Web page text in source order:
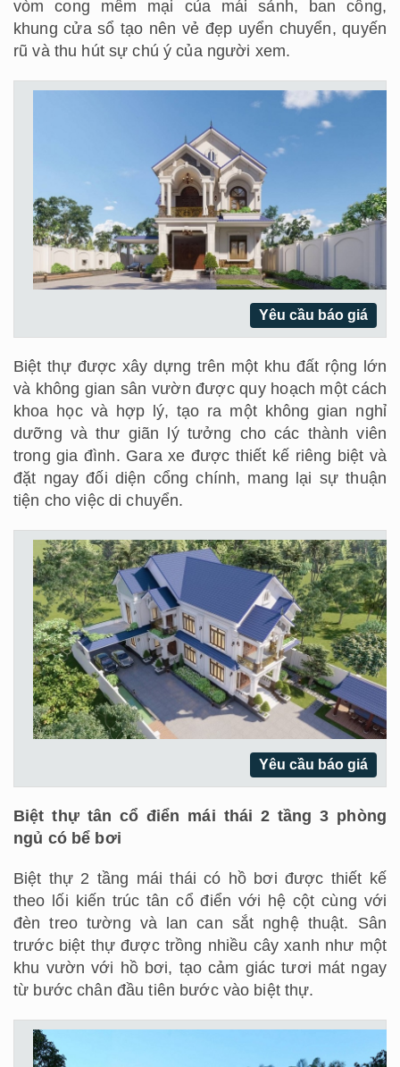
vòm cong mềm mại của mái sảnh, ban công,
khung cửa sổ tạo nên vẻ đẹp uyển chuyển, quyến
rũ và thu hút sự chú ý của người xem.
Yêu cầu báo giá
Biệt thự được xây dựng trên một khu đất rộng lớn
và không gian sân vườn được quy hoạch một cách
khoa học và hợp lý, tạo ra một không gian nghỉ
dưỡng và thư giãn lý tưởng cho các thành viên
trong gia đình. Gara xe được thiết kế riêng biệt và
đặt ngay đối diện cổng chính, mang lại sự thuận
tiện cho việc di chuyển.
Yêu cầu báo giá
Biệt thự tân cổ điển mái thái 2 tầng 3 phòng
ngủ có bể bơi
Biệt thự 2 tầng mái thái có hồ bơi được thiết kế
theo lối kiến ​​trúc tân cổ điển với hệ cột cùng với
đèn treo tường và lan can sắt nghệ thuật. Sân
trước biệt thự được trồng nhiều cây xanh như một
khu vườn với hồ bơi, tạo cảm giác tươi mát ngay
từ bước chân đầu tiên bước vào biệt thự.